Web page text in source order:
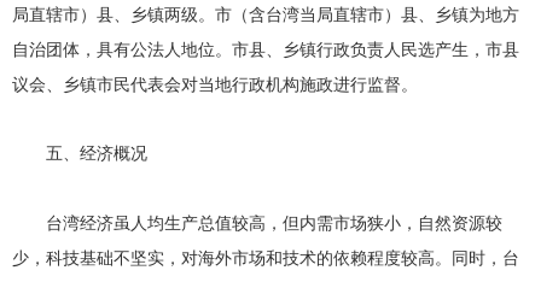
局直辖市）县、乡镇两级。市（含台湾当局直辖市）县、乡镇为地方
自治团体，具有公法人地位。市县、乡镇行政负责人民选产生，市县
议会、乡镇市民代表会对当地行政机构施政进行监督。
五、经济概况
台湾经济虽人均生产总值较高，但内需市场狭小，自然资源较
少，科技基础不坚实，对海外市场和技术的依赖程度较高。同时，台